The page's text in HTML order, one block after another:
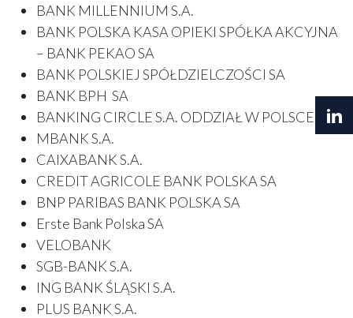
BANK MILLENNIUM S.A.
BANK POLSKA KASA OPIEKI SPÓŁKA AKCYJNA
– BANK PEKAO SA
BANK POLSKIEJ SPÓŁDZIELCZOŚCI SA
BANK BPH SA
BANKING CIRCLE S.A. ODDZIAŁ W POLSCE
MBANK S.A.
CAIXABANK S.A.
CREDIT AGRICOLE BANK POLSKA SA
BNP PARIBAS BANK POLSKA SA
Erste Bank Polska SA
VELOBANK
SGB-BANK S.A.
ING BANK ŚLĄSKI S.A.
PLUS BANK S.A.